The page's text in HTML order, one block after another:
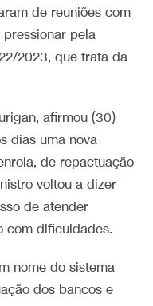
de reuniões com
pela
2023, que trata da
afirmou (30)
dias uma nova
de repactuação
voltou a dizer
de atender
com dificuldades.
nome do sistema
dos bancos e